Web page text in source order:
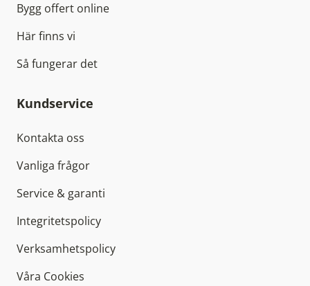
Bygg offert online
Här finns vi
Så fungerar det
Kundservice
Kontakta oss
Vanliga frågor
Service & garanti
Integritetspolicy
Verksamhetspolicy
Våra Cookies